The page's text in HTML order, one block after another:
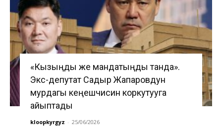
«Кызыңды же мандатыңды танда».
Экс-депутат Садыр Жапаровдун
мурдагы кеңешчисин коркутууга
айыптады
kloopkyrgyz - 25/06/2026